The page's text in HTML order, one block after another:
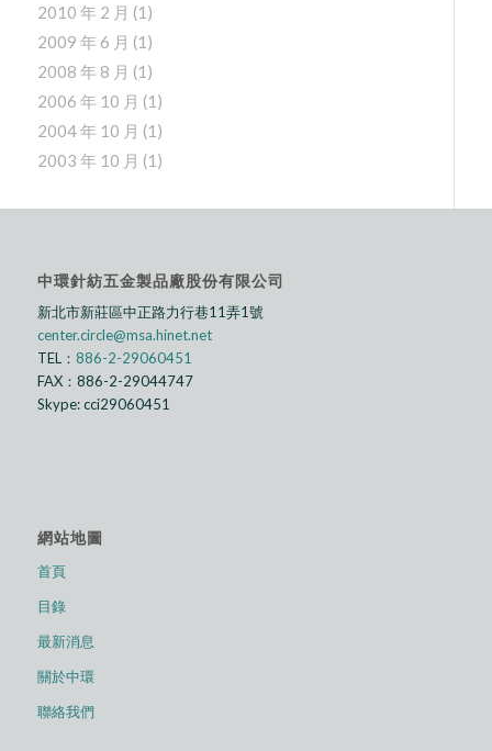
2010 年 2 月 (1)
2009 年 6 月 (1)
2008 年 8 月 (1)
2006 年 10 月 (1)
2004 年 10 月 (1)
2003 年 10 月 (1)
中環針紡五金製品廠股份有限公司
新北市新莊區中正路⼒行巷11弄1號
center.circle@msa.hinet.net
TEL： 886-2-29060451
FAX：886-2-29044747
Skype: cci29060451
網站地圖
首頁
目錄
最新消息
關於中環
聯絡我們